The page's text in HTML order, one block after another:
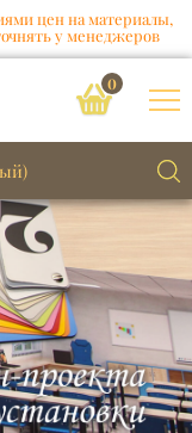
цен на материалы,
у менеджеров
0